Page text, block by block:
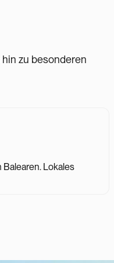
zu besonderen
Balearen. Lokales